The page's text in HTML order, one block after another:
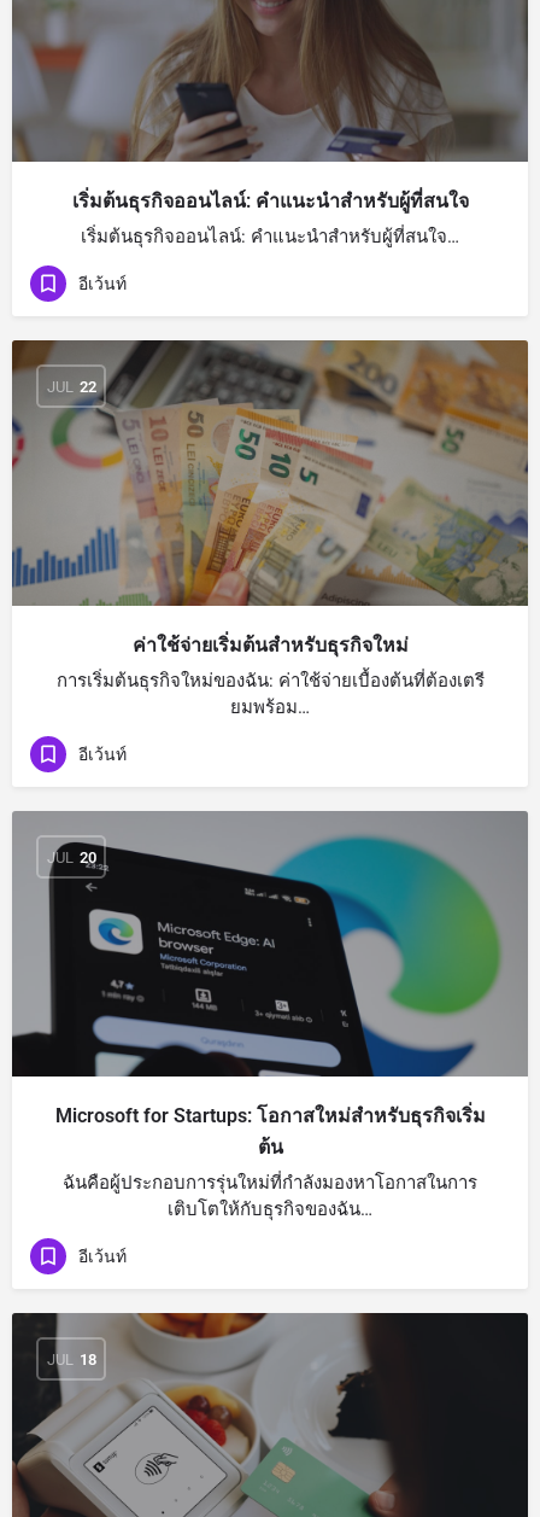
เริ่มต้นธุรกิจออนไลน์: คำแนะนำสำหรับผู้ที่สนใจ
เริ่มต้นธุรกิจออนไลน์: คำแนะนำสำหรับผู้ที่สนใจ…
อีเว้นท์
JUL 22
ค่าใช้จ่ายเริ่มต้นสำหรับธุรกิจใหม่
การเริ่มต้นธุรกิจใหม่ของฉัน: ค่าใช้จ่ายเบื้องต้นที่ต้องเตรี
ยมพร้อม…
อีเว้นท์
JUL 20
Microsoft for Startups: โอกาสใหม่สำหรับธุรกิจเริ่ม
ต้น
ฉันคือผู้ประกอบการรุ่นใหม่ที่กำลังมองหาโอกาสในการ
เติบโตให้กับธุรกิจของฉัน…
อีเว้นท์
JUL 18